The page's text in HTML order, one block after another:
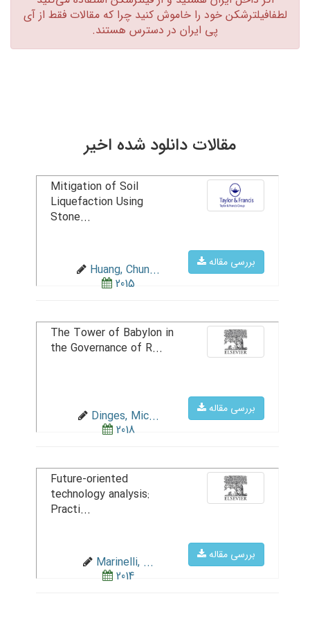
لطفافیلترشکن خود را خاموش کنید چرا که مقالات فقط از آی
پی ایران در دسترس هستند.‏
مقالات دانلود شده اخیر
بررسی مقاله
Mitigation of Soil
Liquefaction Using
Stone...
Huang, Chun...
2015
بررسی مقاله
The Tower of Babylon in
the Governance of R...
Dinges, Mic...
2018
بررسی مقاله
Future-oriented
technology analysis:
Practi...
Marinelli, ...
2014